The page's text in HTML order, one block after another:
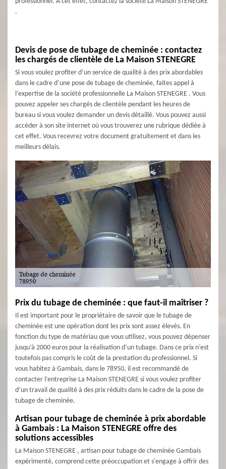
.
Devis de pose de tubage de cheminée : contactez
les chargés de clientèle de La Maison STENEGRE
Si vous voulez profiter d’un service de qualité à des prix abordables
dans le cadre d’une pose de tubage de cheminée, faites appel à
l’expertise de la société professionnelle La Maison STENEGRE . Vous
pouvez appeler ses chargés de clientèle pendant les heures de
bureau si vous voulez demander un devis détaillé. Vous pouvez aussi
accéder à son site internet où vous trouverez une rubrique dédiée à
cet effet. Vous recevrez votre document gratuitement et dans les
meilleurs délais.
Prix du tubage de cheminée : que faut-il maîtriser ?
Il est important pour le propriétaire de savoir que le tubage de
cheminée est une opération dont les prix sont assez élevés. En
fonction du type de matériau que vous utilisez, vous pouvez dépenser
jusqu’à 2000 euros pour la réalisation d’un tubage. Dans ce prix n’est
toutefois pas compris le coût de la prestation du professionnel. Si
vous habitez à Gambais, dans le 78950, il est recommandé de
contacter l’entreprise La Maison STENEGRE si vous voulez profiter
d’un travail de qualité à des prix réduits dans le cadre de la pose de
tubage de cheminée.
Artisan pour tubage de cheminée à prix abordable
à Gambais : La Maison STENEGRE offre des
solutions accessibles
La Maison STENEGRE , artisan pour tubage de cheminée Gambais
expérimenté, comprend cette préoccupation et s'engage à offrir des